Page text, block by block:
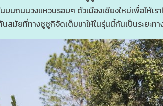
นถนนวงแหวนรอบๆ ตัวเมืองเชียงใหม่เพื่อให้เร
มัยที่ทางซูซูกิจัดเต็มมาให้ในรุ่นนี้กันเป็นระยะทา